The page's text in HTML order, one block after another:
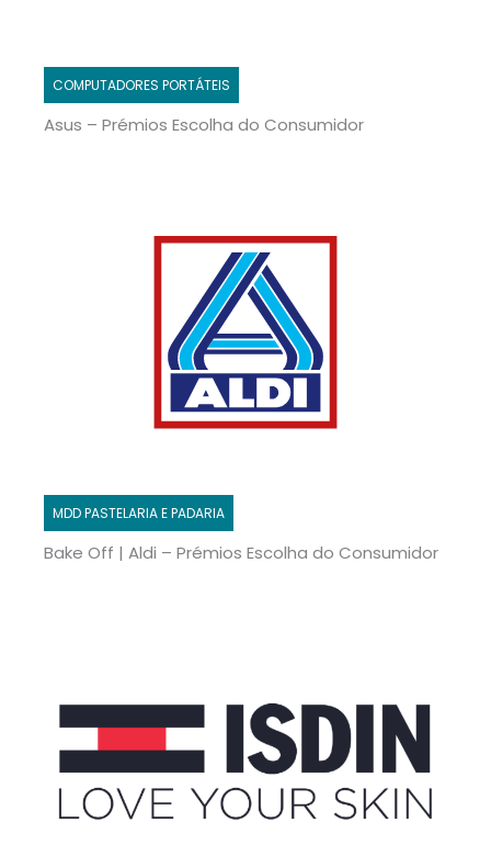
COMPUTADORES PORTÁTEIS
Asus – Prémios Escolha do Consumidor
MDD PASTELARIA E PADARIA
Bake Off | Aldi – Prémios Escolha do Consumidor